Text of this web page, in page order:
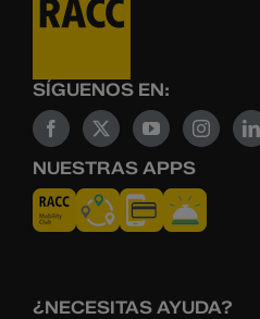
SÍGUENOS EN:
NUESTRAS APPS
¿NECESITAS AYUDA?